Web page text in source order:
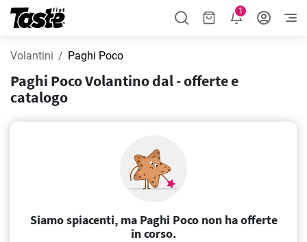
1
Volantini Paghi Poco
Paghi Poco Volantino dal - offerte e
catalogo
Siamo spiacenti, ma Paghi Poco non ha offerte
in corso.